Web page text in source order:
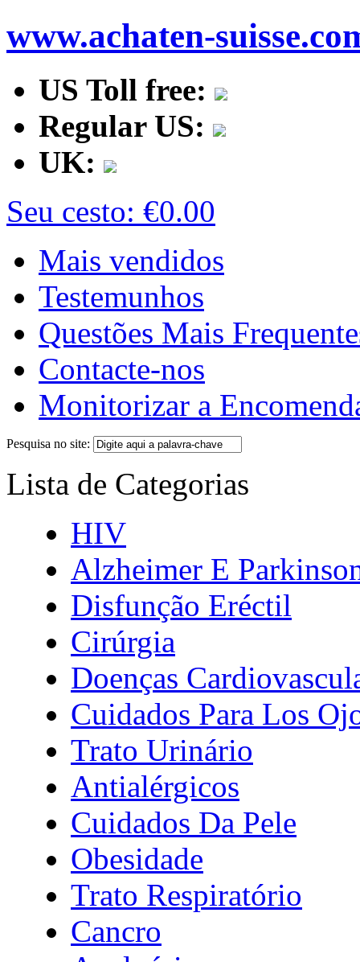
www.achaten-
US Toll free:
Regular US:
UK:
Seu cesto: €0.00
Mais vendidos
Testemunhos
Questões Mais
Contacte-nos
Monitorizar a
Pesquisa no site:
Lista de Categorias
HIV
Alzheimer E
Disfunção Eréctil
Cirúrgia
Doenças
Cuidados Para Los
Trato Urinário
Antialérgicos
Cuidados Da Pele
Obesidade
Trato Respiratório
Cancro